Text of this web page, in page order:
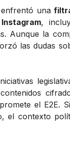
enfrentó una
,
Aunque la
las dudas
el E2E.
el contexto